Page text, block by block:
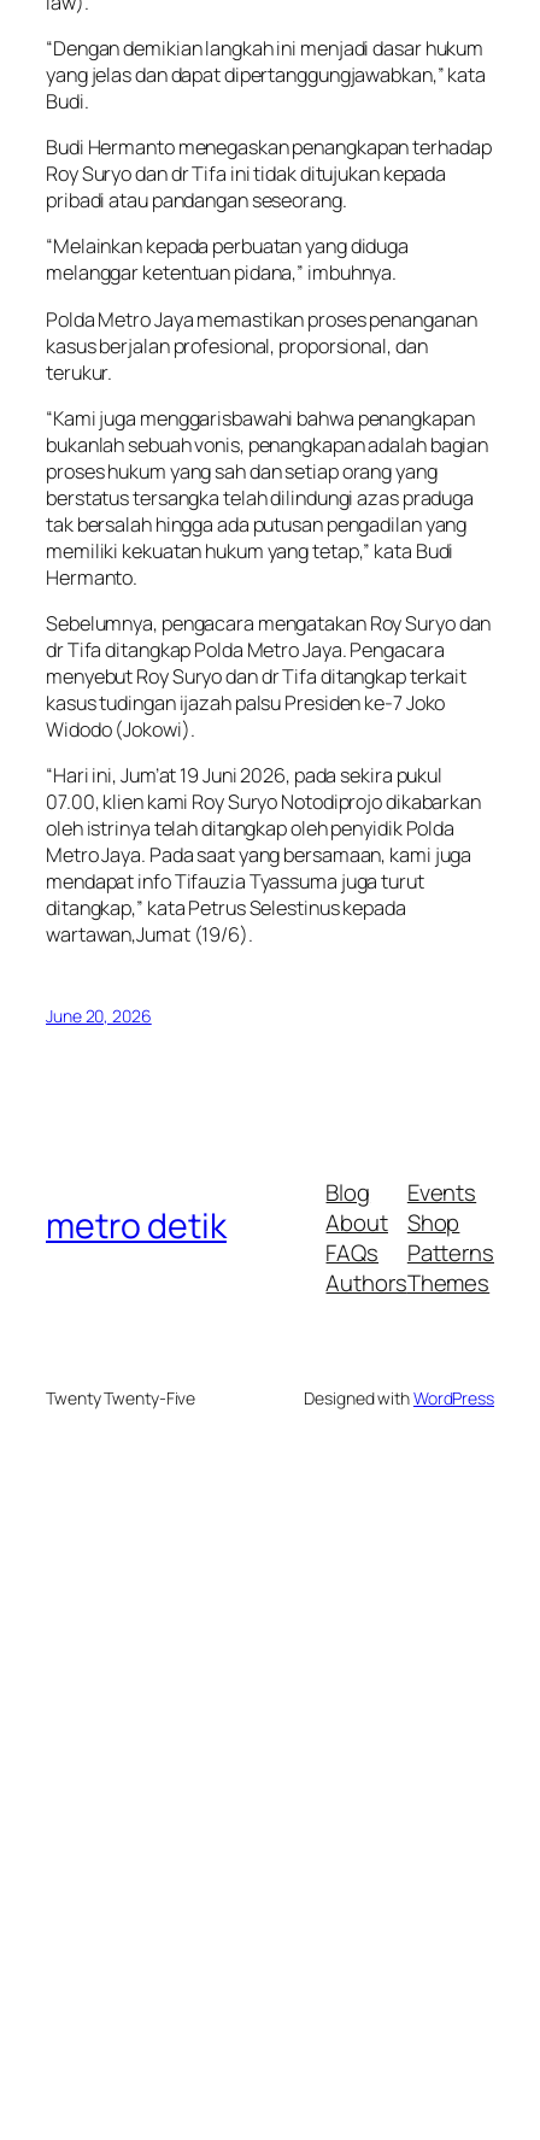
“Dengan demikian langkah ini menjadi dasar hukum
yang jelas dan dapat dipertanggungjawabkan,” kata
Budi.
Budi Hermanto menegaskan penangkapan terhadap
Roy Suryo dan dr Tifa ini tidak ditujukan kepada
pribadi atau pandangan seseorang.
“Melainkan kepada perbuatan yang diduga
melanggar ketentuan pidana,” imbuhnya.
Polda Metro Jaya memastikan proses penanganan
kasus berjalan profesional, proporsional, dan
terukur.
“Kami juga menggarisbawahi bahwa penangkapan
bukanlah sebuah vonis, penangkapan adalah bagian
proses hukum yang sah dan setiap orang yang
berstatus tersangka telah dilindungi azas praduga
tak bersalah hingga ada putusan pengadilan yang
memiliki kekuatan hukum yang tetap,” kata Budi
Hermanto.
Sebelumnya, pengacara mengatakan Roy Suryo dan
dr Tifa ditangkap Polda Metro Jaya. Pengacara
menyebut Roy Suryo dan dr Tifa ditangkap terkait
kasus tudingan ijazah palsu Presiden ke-7 Joko
Widodo (Jokowi).
“Hari ini, Jum’at 19 Juni 2026, pada sekira pukul
07.00, klien kami Roy Suryo Notodiprojo dikabarkan
oleh istrinya telah ditangkap oleh penyidik Polda
Metro Jaya. Pada saat yang bersamaan, kami juga
mendapat info Tifauzia Tyassuma juga turut
ditangkap,” kata Petrus Selestinus kepada
wartawan,Jumat (19/6).
June 20, 2026
metro detik
Blog
About
FAQs
Authors
Events
Shop
Patterns
Themes
Twenty Twenty-Five Designed withWordPress